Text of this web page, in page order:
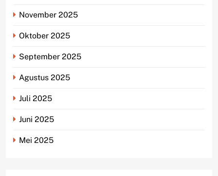
November 2025
Oktober 2025
September 2025
Agustus 2025
Juli 2025
Juni 2025
Mei 2025